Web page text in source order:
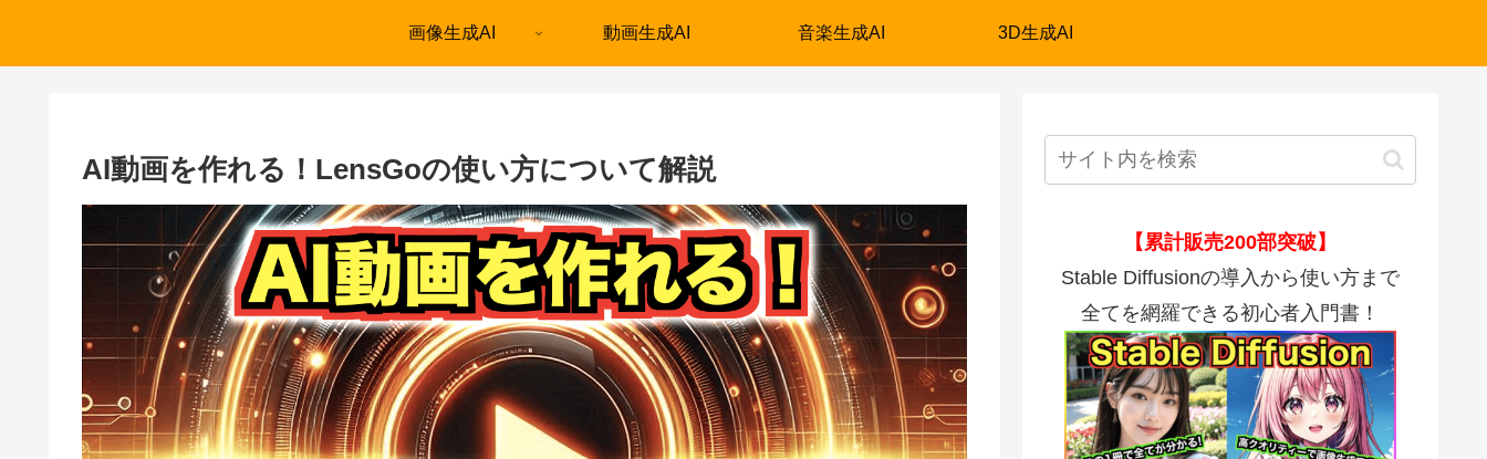
画像生成AI 動画生成AI 音楽生成AI 3D生成AI
AI動画を作れる！LensGoの使い方について解説
【累計販売200部突破】
Stable Diffusionの導入から使い方まで
全てを網羅できる初心者入門書！